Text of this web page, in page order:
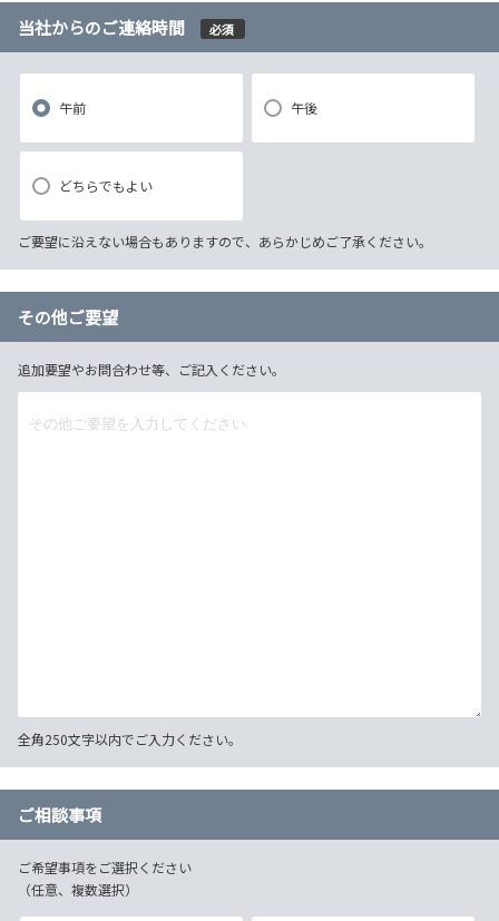
当社からのご連絡時間 必須
午前 午後
どちらでもよい
ご要望に沿えない場合もありますので、あらかじめご了承ください。
その他ご要望
追加要望やお問合わせ等、ご記入ください。
全角250文字以内でご入力ください。
ご相談事項
ご希望事項をご選択ください
（任意、複数選択）